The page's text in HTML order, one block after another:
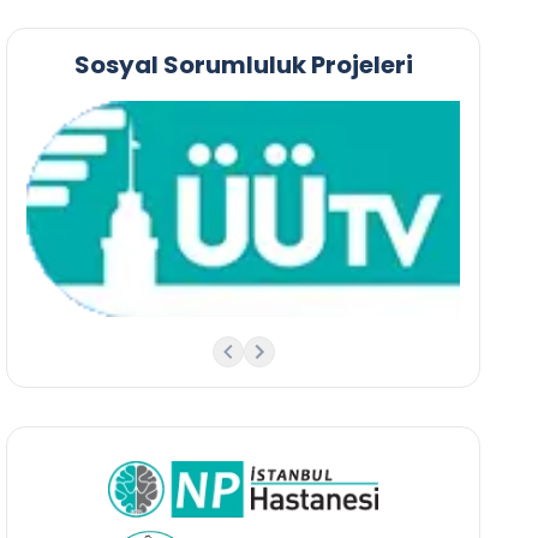
Sosyal Sorumluluk Projeleri